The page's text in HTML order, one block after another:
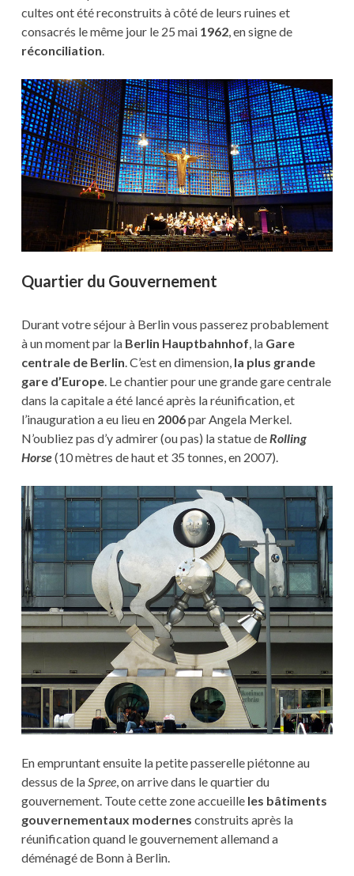
cultes ont été reconstruits à côté de leurs ruines et
consacrés le même jour le 25 mai 1962, en signe de
réconciliation
Quartier du Gouvernement
Durant votre séjour à Berlin vous passerez probablement
à un moment par la Berlin Hauptbahnhof, la Gare
centrale de Berlin. C’est en dimension, la plus grande
gare d’Europe. Le chantier pour une grande gare centrale
dans la capitale a été lancé après la réunification, et
l’inauguration a eu lieu en 2006par Angela Merkel.
N’oubliez pas d’y admirer (ou pas) la statue deRolling
Horse(10 mètres de haut et 35 tonnes, en 2007).
En empruntant ensuite la petite passerelle piétonne au
dessus de laSpree, on arrive dans le quartier du
gouvernement. Toute cette zone accueille les bâtiments
gouvernementaux modernes construits après la
réunification quand le gouvernement allemand a
déménagé de Bonn à Berlin.